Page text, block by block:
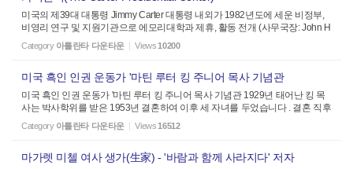
미국의 제39대 대통령 Jimmy Carter 대통령 내외가 1982년도에 세운 비정부,
비영리 연구 및 지원기관으로 에모리대학과 제휴, 활동 전개 (사무국장: John H
ardman 박사) 인류의ⅰ)평화, 자유, 민주주의 및 ⅱ)보건위생 증진 등에 목표를
두고 중동, 아프리카, ...
Category 아틀란타 다운타운 Views10200
미국 흑인 인권 운동가 '마틴 루터 킹 주니어 목사 기념관
미국 흑인 인권 운동가 '마틴 루터 킹 주니어 목사 기념관 1929년 태어난 킹 목
사는 박사학위를 받은 1953년 결혼하여 이후 세 자녀를 두었습니다 . 결혼 직후
알라바마 주 몽고 메리 침례교회 (Dexter Avenue Baptist Church) 목사가되고
그때부터 민권운...
Category 아틀란타 다운타운 Views16512
마가렛 미첼 여사 생가(生家) - '바람과 함께 사라지다' 저자